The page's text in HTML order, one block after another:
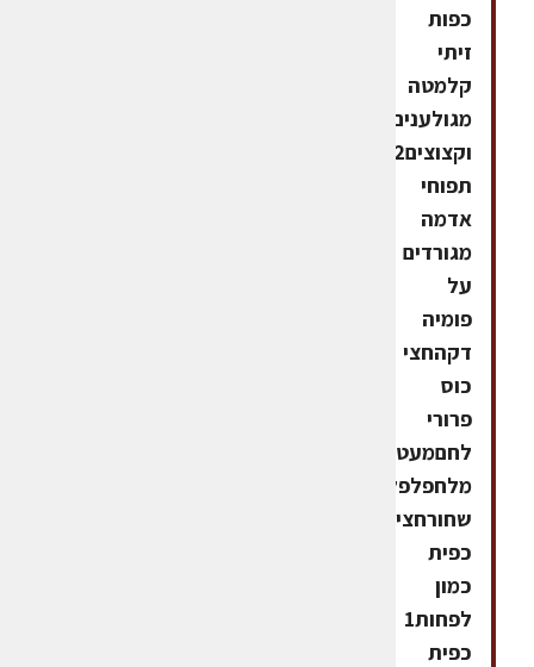
כפות
זיתי
קלמטה
מגולענים
וקצוצים2
תפוחי
אדמה
מגורדים
על
פומיה
דקהחצי
כוס
פרורי
לחםמעט
מלחפלפל
שחורחצי
כפית
כמון
לפחות1
כפית